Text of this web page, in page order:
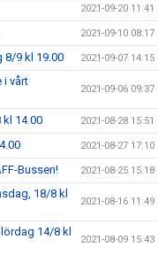
2021-09-20 11:41
2021-09-10 08:17
8/9 kl 19.00 2021-09-07 14:15
i vårt
2021-09-06 09:37
kl 14.00 2021-08-28 15:51
2021-08-27 17:10
Bussen! 2021-08-25 15:18
18/8 kl
2021-08-16 11:49
14/8 kl
2021-08-09 15:43